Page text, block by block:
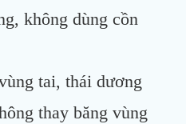
không dùng cồn
tai, thái dương
thay băng vùng